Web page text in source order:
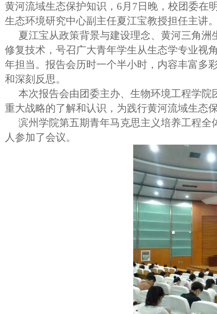
黄河流域生态保护知识， 6月7日晚， 校团委在
生态环境研究中心副主任夏江宝教授担任主讲
夏江宝从政策背景与建设理念、黄河三角
修复技术， 号召广大青年学生从生态学专业视
年担当 。 报告会历时一个半小时，内容丰富多
和深刻反思。
本次报告会由团委主办、生物环境工程学院
重大战略的了解和认识，为践行黄河流域生态
滨州学院第五期青年马克思主义培养工程全
人参加了会议。